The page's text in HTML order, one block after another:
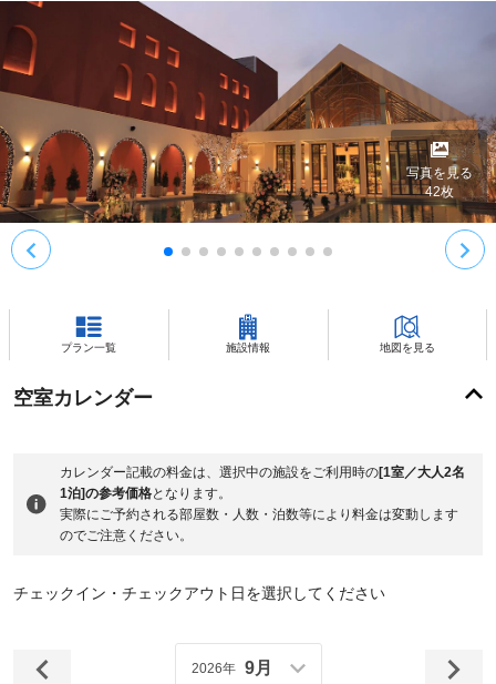
写真を見る
42枚
プラン一覧 施設情報 地図を見る
空室カレンダー
カレンダー記載の料金は、選択中の施設をご利用時の[1室／大人2名
1泊]の参考価格となります。
実際にご予約される部屋数・人数・泊数等により料金は変動します
のでご注意ください。
チェックイン・チェックアウト日を選択してください
2026年 9月